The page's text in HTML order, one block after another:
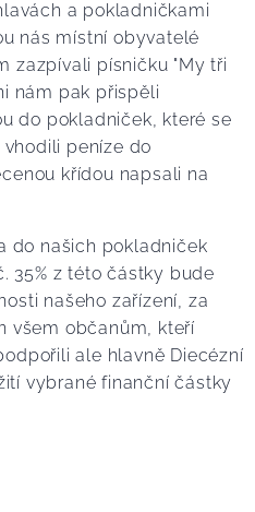
a pokladničkami
nás místní obyvatelé
zazpívali písničku "My tři
nám pak přispěli
do pokladniček, které se
peníze do
křídou napsali na
do našich pokladniček
35% z této částky bude
našeho zařízení, za
všem občanům, kteří
ale hlavně Diecézní
vybrané finanční částky